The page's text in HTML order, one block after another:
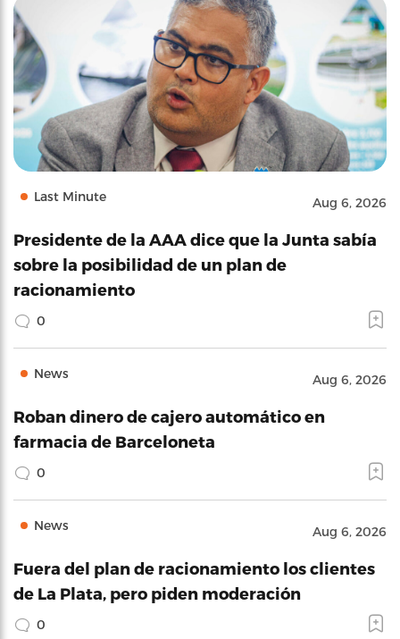
Last Minute Aug 6, 2026
Presidente de la AAA dice que la Junta sabía
sobre la posibilidad de un plan de
racionamiento
0
News Aug 6, 2026
Roban dinero de cajero automático en
farmacia de Barceloneta
0
News Aug 6, 2026
Fuera del plan de racionamiento los clientes
de La Plata, pero piden moderación
0